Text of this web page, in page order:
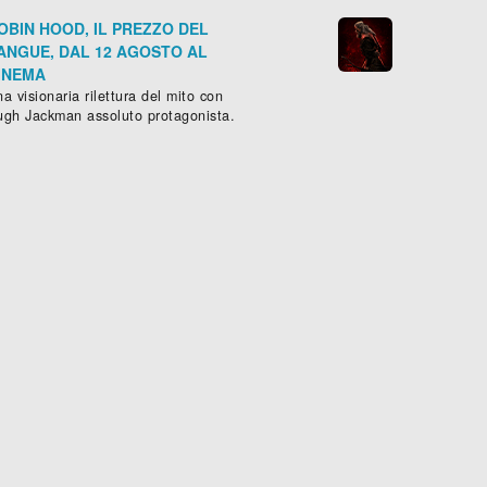
HOOD, IL PREZZO DEL
DAL 12 AGOSTO AL
visionaria rilettura del mito con
Jackman assoluto protagonista.